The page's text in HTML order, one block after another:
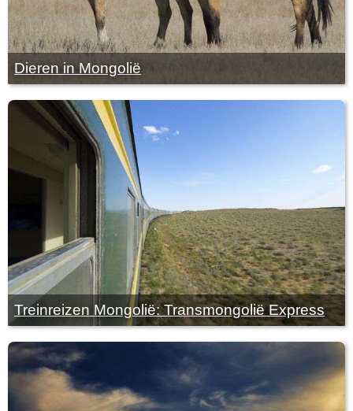
Dieren in Mongolië
Treinreizen Mongolië: Transmongolië Express